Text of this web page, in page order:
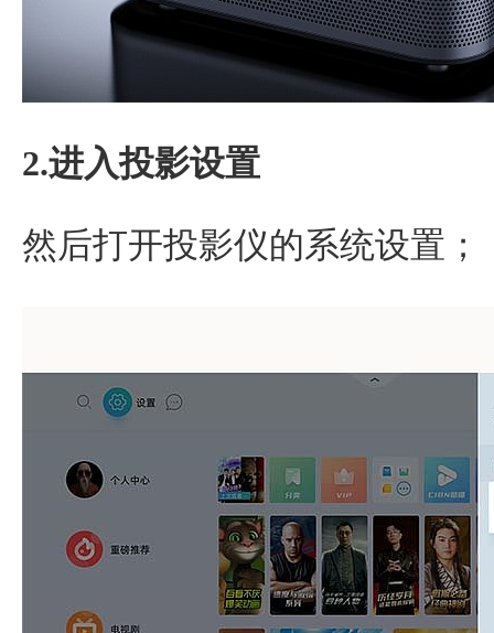
2.进入投影设置
然后打开投影仪的系统设置；